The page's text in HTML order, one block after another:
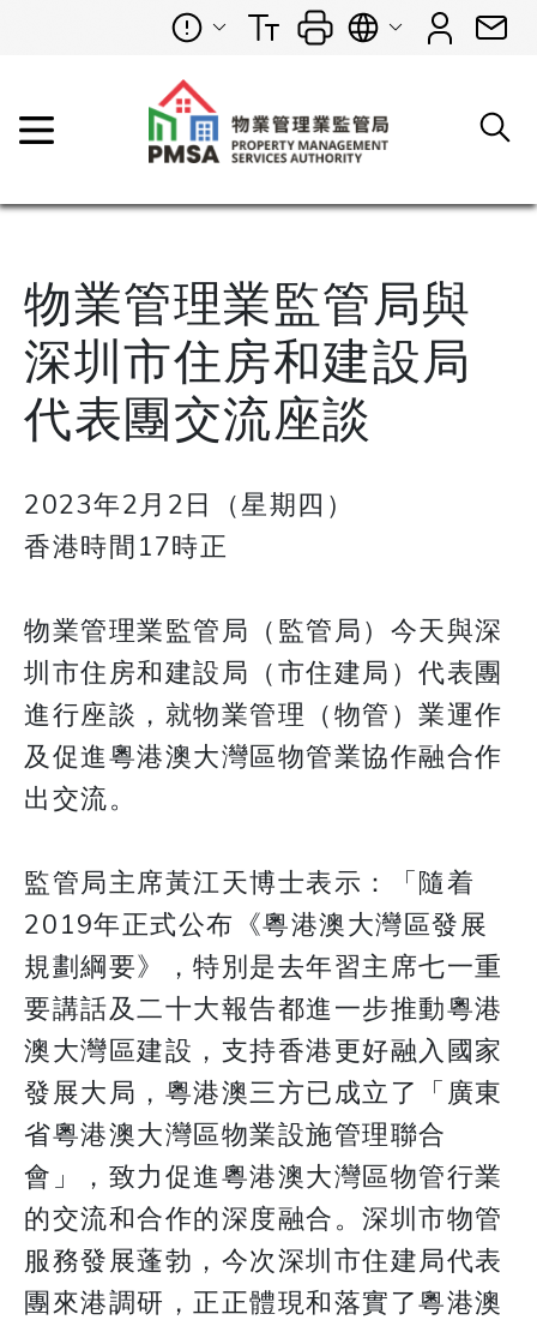
物業管理業監管局與
深圳市住房和建設局
代表團交流座談
2023年2月2日（星期四）
香港時間17時正
物業管理業監管局（監管局）今天與深
圳市住房和建設局（市住建局）代表團
進行座談，就物業管理（物管）業運作
及促進粵港澳大灣區物管業協作融合作
出交流。
監管局主席黃江天博士表示：「隨着
2019年正式公布《粵港澳大灣區發展
規劃綱要》，特別是去年習主席七一重
要講話及二十大報告都進一步推動粵港
澳大灣區建設，支持香港更好融入國家
發展大局，粵港澳三方已成立了「廣東
省粵港澳大灣區物業設施管理聯合
會」，致力促進粵港澳大灣區物管行業
的交流和合作的深度融合。深圳市物管
服務發展蓬勃，今次深圳市住建局代表
團來港調研，正正體現和落實了粵港澳